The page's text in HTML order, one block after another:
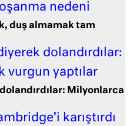
duş almamak tam
dolandırdılar: Milyonlarca